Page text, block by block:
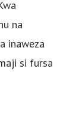
na
inaweza
si fursa